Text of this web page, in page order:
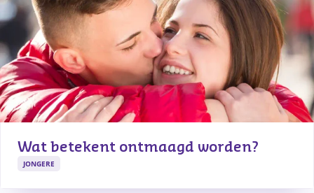
Wat betekent ontmaagd worden?
JONGERE